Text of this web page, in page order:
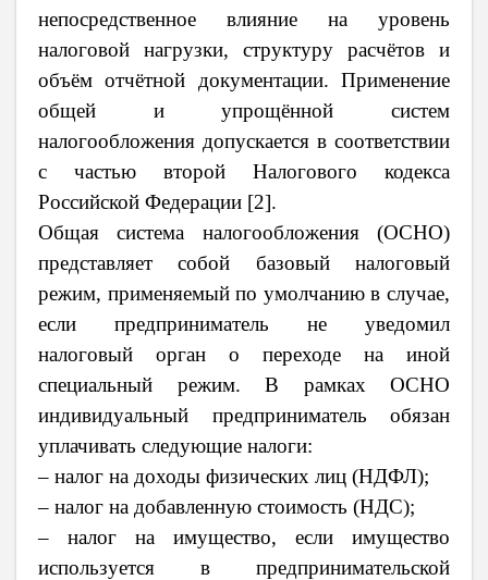
непосредственное влияние на уровень
налоговой нагрузки, структуру расчётов и
объём отчётной документации. Применение
общей и упрощённой систем
налогообложения допускается в соответствии
с частью второй Налогового кодекса
Российской Федерации [2].
Общая система налогообложения (ОСНО)
представляет собой базовый налоговый
режим, применяемый по умолчанию в случае,
если предприниматель не уведомил
налоговый орган о переходе на иной
специальный режим. В рамках ОСНО
индивидуальный предприниматель обязан
уплачивать следующие налоги:
– налог на доходы физических лиц (НДФЛ);
– налог на добавленную стоимость (НДС);
– налог на имущество, если имущество
используется в предпринимательской